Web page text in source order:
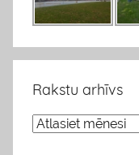
Rakstu arhīvs
R